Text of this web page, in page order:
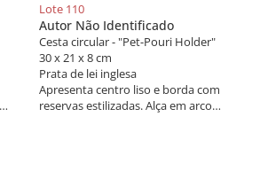
Lote 110
Autor Não Identificado
Cesta circular - "Pet-Pouri Holder"
30 x 21 x 8 cm
Prata de lei inglesa
Apresenta centro liso e borda com
reservas estilizadas. Alça em arco